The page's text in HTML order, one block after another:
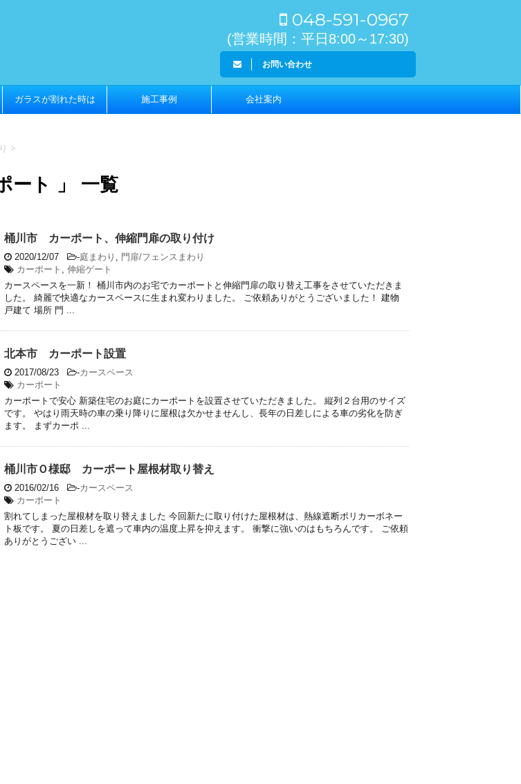
048-591-0967
(営業時間：平日8:00～17:30)
お問い合わせ
ガラスが割れた時は 施工事例 会社案内
>
ート 」 一覧
桶川市 カーポート、伸縮門扉の取り付け
2020/12/07 -庭まわり , 門扉/フェンスまわり
カーポート , 伸縮ゲート
カースペースを一新！ 桶川市内のお宅でカーポートと伸縮門扉の取り替え工事をさせていただきま
した。 綺麗で快適なカースペースに生まれ変わりました。 ご依頼ありがとうございました！ 建物
戸建て 場所 門 ...
北本市 カーポート設置
2017/08/23 -カースペース
カーポート
カーポートで安心 新築住宅のお庭にカーポートを設置させていただきました。 縦列２台用のサイズ
です。 やはり雨天時の車の乗り降りに屋根は欠かせませんし、長年の日差しによる車の劣化を防ぎ
ます。 まずカーポ ...
桶川市Ｏ様邸 カーポート屋根材取り替え
2016/02/16 -カースペース
カーポート
割れてしまった屋根材を取り替えました 今回新たに取り付けた屋根材は、熱線遮断ポリカーボネー
ト板です。 夏の日差しを遮って車内の温度上昇を抑えます。 衝撃に強いのはもちろんです。 ご依頼
ありがとうござい ...